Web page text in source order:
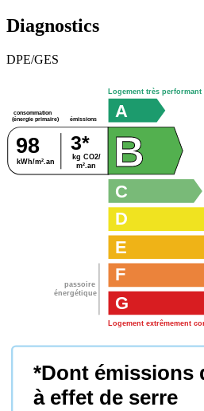
Diagnostics
DPE/GES
consommation
(énergie primaire)
émissions
kg CO2/
m².an
kWh/m².an
98 3*
passoire
énergétique
G
Logement extrêmement
F
E
D
C
B
B
A
Logement très performant
*Dont émissions
à effet de serre